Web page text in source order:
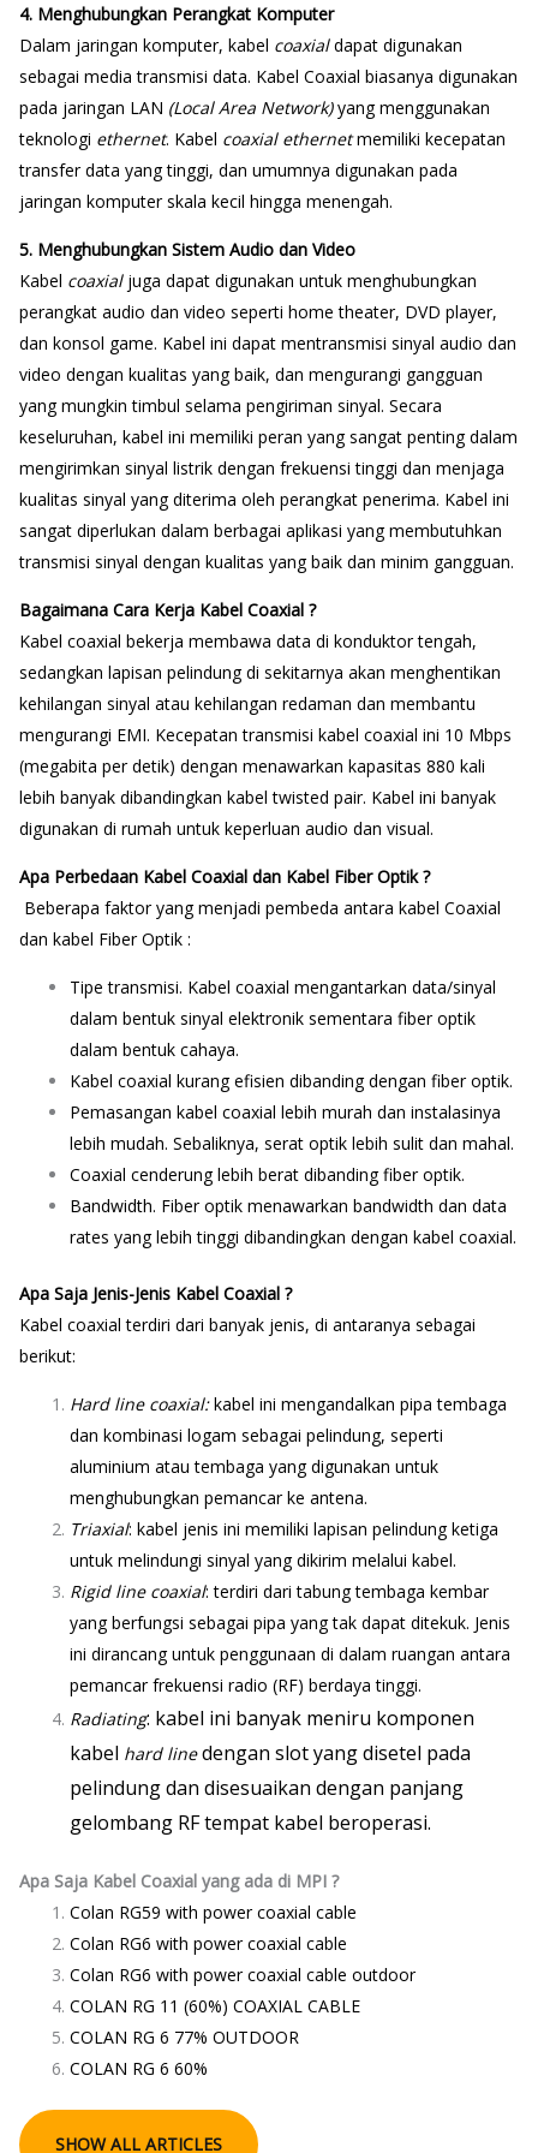
4. Menghubungkan Perangkat Komputer
Dalam jaringan komputer, kabel coaxialdapat digunakan
sebagai media transmisi data. Kabel Coaxial biasanya digunakan
pada jaringan LAN (Local Area Network)yang menggunakan
teknologi ethernet. Kabel coaxial ethernetmemiliki kecepatan
transfer data yang tinggi, dan umumnya digunakan pada
jaringan komputer skala kecil hingga menengah.
5. Menghubungkan Sistem Audio dan Video
Kabel coaxialjuga dapat digunakan untuk menghubungkan
perangkat audio dan video seperti home theater, DVD player,
dan konsol game. Kabel ini dapat mentransmisi sinyal audio dan
video dengan kualitas yang baik, dan mengurangi gangguan
yang mungkin timbul selama pengiriman sinyal. Secara
keseluruhan, kabel ini memiliki peran yang sangat penting dalam
mengirimkan sinyal listrik dengan frekuensi tinggi dan menjaga
kualitas sinyal yang diterima oleh perangkat penerima. Kabel ini
sangat diperlukan dalam berbagai aplikasi yang membutuhkan
transmisi sinyal dengan kualitas yang baik dan minim gangguan.
Bagaimana Cara Kerja Kabel Coaxial ?
Kabel coaxial bekerja membawa data di konduktor tengah,
sedangkan lapisan pelindung di sekitarnya akan menghentikan
kehilangan sinyal atau kehilangan redaman dan membantu
mengurangi EMI. Kecepatan transmisi kabel coaxial ini 10 Mbps
(megabita per detik) dengan menawarkan kapasitas 880 kali
lebih banyak dibandingkan kabel twisted pair. Kabel ini banyak
digunakan di rumah untuk keperluan audio dan visual.
Apa Perbedaan Kabel Coaxial dan Kabel Fiber Optik ?
Beberapa faktor yang menjadi pembeda antara kabel Coaxial
dan kabel Fiber Optik :
Tipe transmisi. Kabel coaxial mengantarkan data/sinyal
dalam bentuk sinyal elektronik sementara fiber optik
dalam bentuk cahaya.
Kabel coaxial kurang efisien dibanding dengan fiber optik.
Pemasangan kabel coaxial lebih murah dan instalasinya
lebih mudah. Sebaliknya, serat optik lebih sulit dan mahal.
Coaxial cenderung lebih berat dibanding fiber optik.
Bandwidth. Fiber optik menawarkan bandwidth dan data
rates yang lebih tinggi dibandingkan dengan kabel coaxial.
Apa Saja Jenis-Jenis Kabel Coaxial ?
Kabel coaxial terdiri dari banyak jenis, di antaranya sebagai
berikut:
Hard line coaxial:kabel ini mengandalkan pipa tembaga
dan kombinasi logam sebagai pelindung, seperti
aluminium atau tembaga yang digunakan untuk
menghubungkan pemancar ke antena.
Triaxial: kabel jenis ini memiliki lapisan pelindung ketiga
untuk melindungi sinyal yang dikirim melalui kabel.
Rigid line coaxial: terdiri dari tabung tembaga kembar
yang berfungsi sebagai pipa yang tak dapat ditekuk. Jenis
ini dirancang untuk penggunaan di dalam ruangan antara
pemancar frekuensi radio (RF) berdaya tinggi.
Radiating: kabel ini banyak meniru komponen
kabel hard linedengan slot yang disetel pada
pelindung dan disesuaikan dengan panjang
gelombang RF tempat kabel beroperasi.
Apa Saja Kabel Coaxial yang ada di MPI ?
Colan RG59 with power coaxial cable
Colan RG6 with power coaxial cable
Colan RG6 with power coaxial cable outdoor
COLAN RG 11 (60%) COAXIAL CABLE
COLAN RG 6 77% OUTDOOR
COLAN RG 6 60%
SHOW ALL ARTICLES